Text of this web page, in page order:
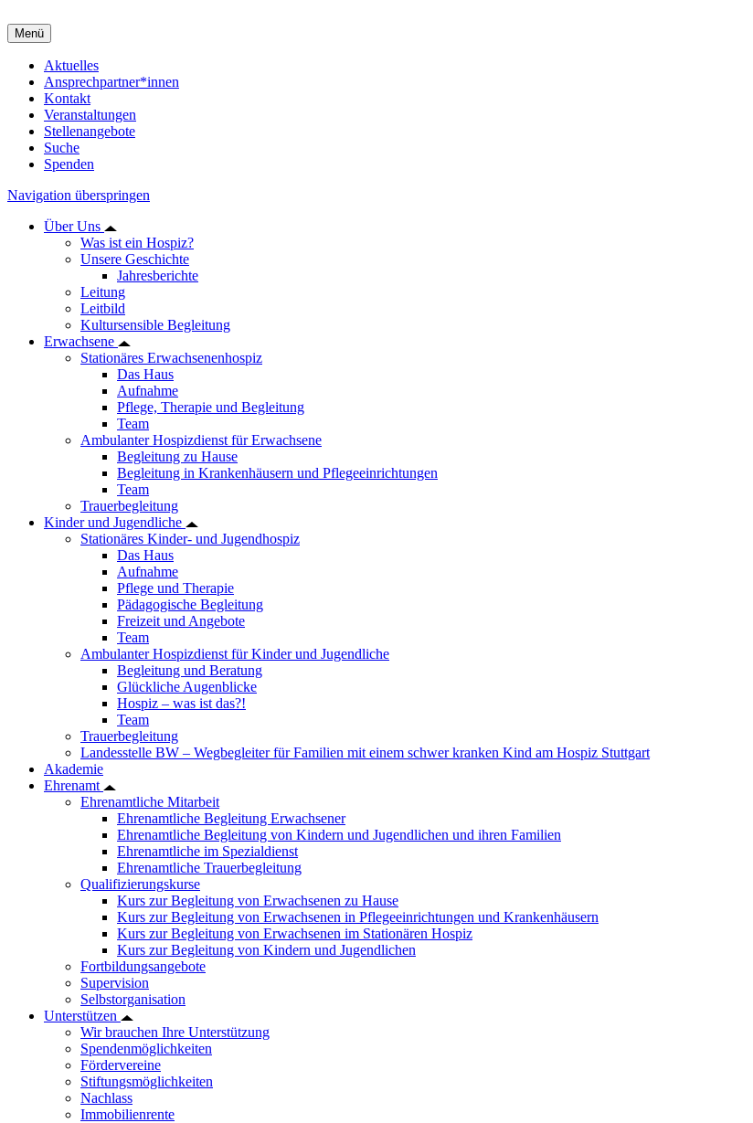
Menü
Aktuelles
Ansprechpartner*innen
Kontakt
Veranstaltungen
Stellenangebote
Suche
Spenden
Navigation überspringen
Über Uns
Was ist ein Hospiz?
Unsere Geschichte
Jahresberichte
Leitung
Leitbild
Kultursensible Begleitung
Erwachsene
Stationäres Erwachsenenhospiz
Das Haus
Aufnahme
Pflege, Therapie und Begleitung
Team
Ambulanter Hospizdienst für Erwachsene
Begleitung zu Hause
Begleitung in Krankenhäusern und Pflegeeinrichtungen
Team
Trauerbegleitung
Kinder und Jugendliche
Stationäres Kinder- und Jugendhospiz
Das Haus
Aufnahme
Pflege und Therapie
Pädagogische Begleitung
Freizeit und Angebote
Team
Ambulanter Hospizdienst für Kinder und Jugendliche
Begleitung und Beratung
Glückliche Augenblicke
Hospiz – was ist das?!
Team
Trauerbegleitung
Landesstelle BW – Wegbegleiter für Familien mit einem schwer kranken Kind am Hospiz Stuttgart
Akademie
Ehrenamt
Ehrenamtliche Mitarbeit
Ehrenamtliche Begleitung Erwachsener
Ehrenamtliche Begleitung von Kindern und Jugendlichen und ihren Familien
Ehrenamtliche im Spezialdienst
Ehrenamtliche Trauerbegleitung
Qualifizierungskurse
Kurs zur Begleitung von Erwachsenen zu Hause
Kurs zur Begleitung von Erwachsenen in Pflegeeinrichtungen und Krankenhäusern
Kurs zur Begleitung von Erwachsenen im Stationären Hospiz
Kurs zur Begleitung von Kindern und Jugendlichen
Fortbildungsangebote
Supervision
Selbstorganisation
Unterstützen
Wir brauchen Ihre Unterstützung
Spendenmöglichkeiten
Fördervereine
Stiftungsmöglichkeiten
Nachlass
Immobilienrente